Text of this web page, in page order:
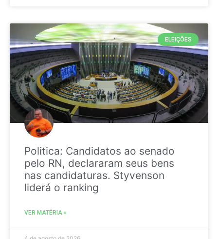
ELEIÇÕES
Politica: Candidatos ao senado
pelo RN, declararam seus bens
nas candidaturas. Styvenson
liderá o ranking
VER MATÉRIA »